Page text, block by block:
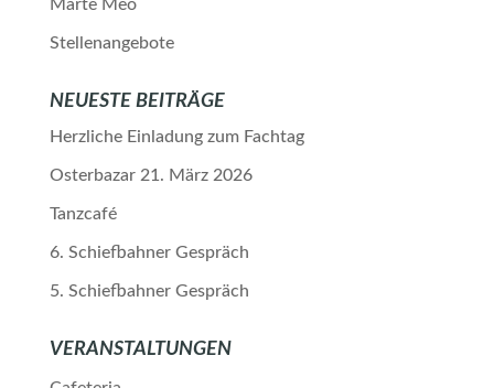
Marte Meo
Stellenangebote
NEUESTE BEITRÄGE
Herzliche Einladung zum Fachtag
Osterbazar 21. März 2026
Tanzcafé
6. Schiefbahner Gespräch
5. Schiefbahner Gespräch
VERANSTALTUNGEN